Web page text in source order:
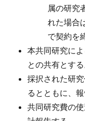
属の研究
れた場合
で契約を
本共同研究に
との共有とする
採択された研
るとともに、
共同研究費の